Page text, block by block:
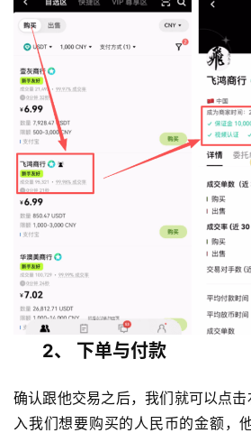
2、 下单与付款
确认跟他交易之后，我们就可以点击
入我们想要购买的人民币的金额，